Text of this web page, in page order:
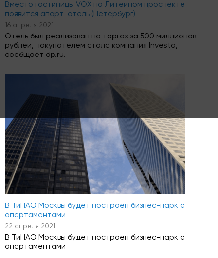
Вместо гостиницы VOX на Литейном проспекте
появится апарт-отель (Петербург)
16 апреля 2021
Отель был реализован на торгах за 500 миллионов
рублей, покупателем стала компания Investa,
сообщает dp.ru.
В ТиНАО Москвы будет построен бизнес-парк с
апартаментами
22 апреля 2021
В ТиНАО Москвы будет построен бизнес-парк с
апартаментами